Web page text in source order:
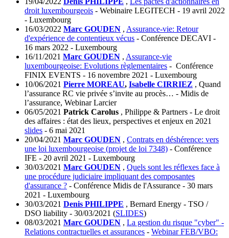
droit luxembourgeois - Webinaire LEGITECH - 19 avril 2022
- Luxembourg
16/03/2022 Marc GOUDEN , Assurance-vie: Retour
d'expérience de contentieux vécus - Conférence DECAVI -
16 mars 2022 - Luxembourg
16/11/2021 Marc GOUDEN , Assurance-vie
luxembourgeoise: Evolutions règlementaires - Conférence
FINIX EVENTS - 16 novembre 2021 - Luxembourg
10/06/2021 Pierre MOREAU, Isabelle CIRRIEZ , Quand
l’assurance RC vie privée s’invite au procès… - Midis de
l’assurance, Webinar Larcier
06/05/2021 Patrick Carolus , Philippe & Partners - Le droit
des affaires : état des lieux, perspectives et enjeux en 2021
slides - 6 mai 2021
20/04/2021 Marc GOUDEN , Contrats en déshérence: vers
une loi luxembourgeoise (projet de loi 7348) - Conférence
IFE - 20 avril 2021 - Luxembourg
30/03/2021 Marc GOUDEN , Quels sont les réflexes face à
une procédure judiciaire impliquant des composantes
d'assurance ? - Conférence Midis de l'Assurance - 30 mars
2021 - Luxembourg
30/03/2021 Denis PHILIPPE , Bernard Energy - TSO /
DSO liability - 30/03/2021 (SLIDES)
08/03/2021 Marc GOUDEN , La gestion du risque "cyber" -
Relations contractuelles et assurances - Webinar FEB/VBO: